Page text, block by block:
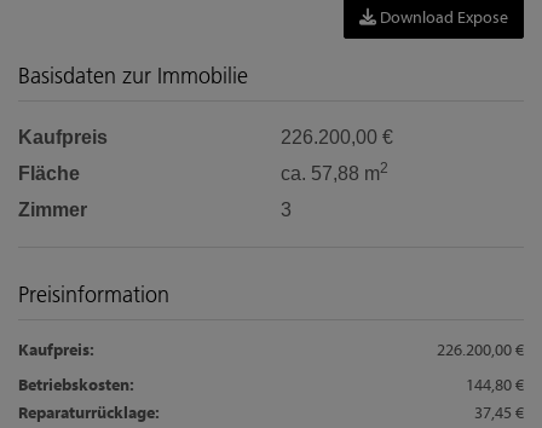
Download Expose
Basisdaten zur Immobilie
Kaufpreis
226.200,00 €
Fläche
ca. 57,88 m2
Zimmer 3
Preisinformation
Kaufpreis:
226.200,00 €
Betriebskosten:
144,80 €
Reparaturrücklage:
37,45 €